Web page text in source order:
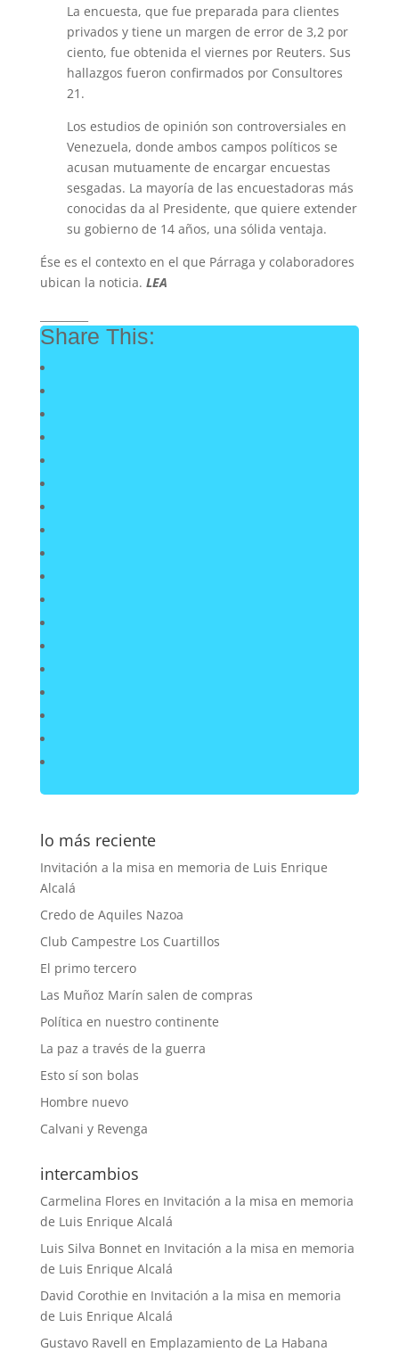
La encuesta, que fue preparada para clientes
privados y tiene un margen de error de 3,2 por
ciento, fue obtenida el viernes por Reuters. Sus
hallazgos fueron confirmados por Consultores
21.
Los estudios de opinión son controversiales en
Venezuela, donde ambos campos políticos se
acusan mutuamente de encargar encuestas
sesgadas. La mayoría de las encuestadoras más
conocidas da al Presidente, que quiere extender
su gobierno de 14 años, una sólida ventaja.
Ése es el contexto en el que Párraga y colaboradores
ubican la noticia. LEA
Share This:
lo más reciente
Invitación a la misa en memoria de Luis Enrique
Alcalá
Credo de Aquiles Nazoa
Club Campestre Los Cuartillos
El primo tercero
Las Muñoz Marín salen de compras
Política en nuestro continente
La paz a través de la guerra
Esto sí son bolas
Hombre nuevo
Calvani y Revenga
intercambios
Carmelina Flores en Invitación a la misa en memoria
de Luis Enrique Alcalá
Luis Silva Bonneten Invitación a la misa en memoria
de Luis Enrique Alcalá
David Corothie en Invitación a la misa en memoria
de Luis Enrique Alcalá
Gustavo Ravell en Emplazamiento de La Habana